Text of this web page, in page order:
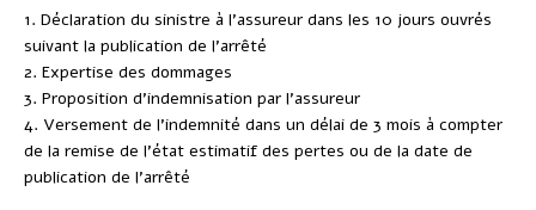
1. Déclaration du sinistre à l’assureur dans les 10 jours ouvrés
suivant la publication de l’arrêté
2. Expertise des dommages
3. Proposition d’indemnisation par l’assureur
4. Versement de l’indemnité dans un délai de 3 mois à compter
de la remise de l’état estimatif des pertes ou de la date de
publication de l’arrêté